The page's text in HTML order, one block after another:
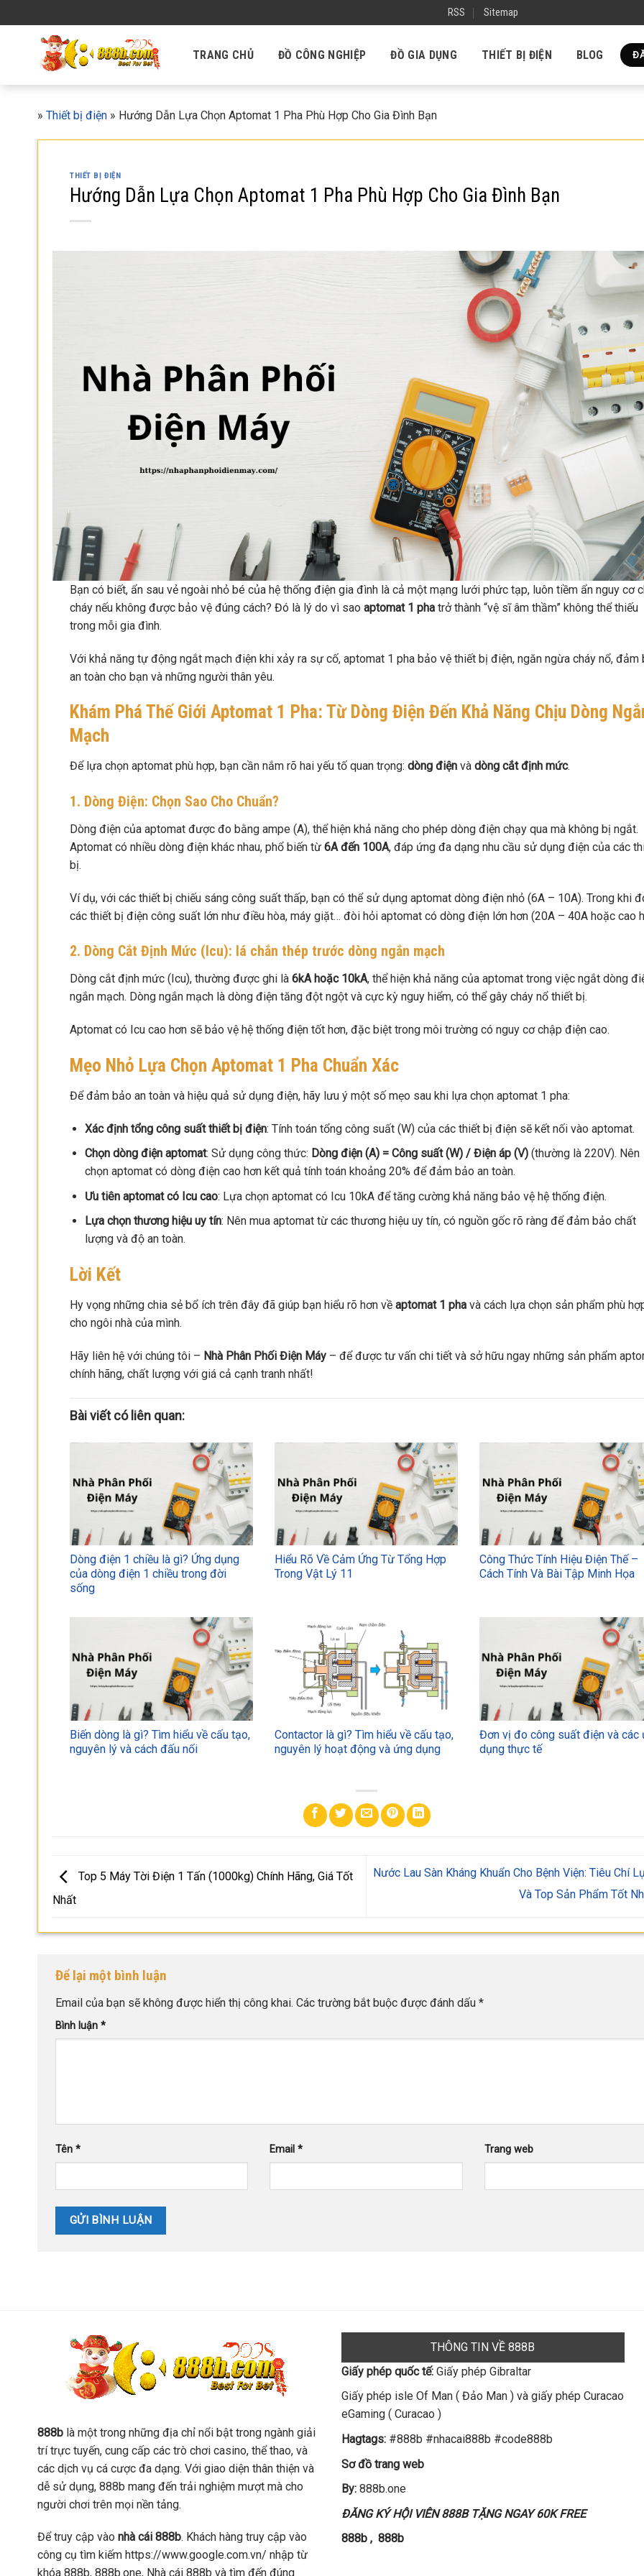
to
RSS Sitemap
TRANG CHỦ ĐỒ CÔNG NGHIỆP ĐỒ GIA DỤNG THIẾT BỊ ĐIỆN BLOG
» Thiết bị điện » Hướng Dẫn Lựa Chọn Aptomat 1 Pha Phù Hợp Cho Gia Đình Bạn
THIẾT BỊ ĐIỆN
Hướng Dẫn Lựa Chọn Aptomat 1 Pha Phù Hợp Cho Gia Đình Bạn
Bạn có biết, ẩn sau vẻ ngoài nhỏ bé của hệ thống điện gia đình là cả một mạng lưới phức tạp, luôn tiềm ẩn nguy cơ
cháy nếu không được bảo vệ đúng cách? Đó là lý do vì sao aptomat 1 pha trở thành “vệ sĩ âm thầm” không thể thiếu
trong mỗi gia đình.
Với khả năng tự động ngắt mạch điện khi xảy ra sự cố, aptomat 1 pha bảo vệ thiết bị điện, ngăn ngừa cháy nổ, đảm
an toàn cho bạn và những người thân yêu.
Khám Phá Thế Giới Aptomat 1 Pha: Từ Dòng Điện Đến Khả Năng Chịu Dòng
Mạch
Để lựa chọn aptomat phù hợp, bạn cần nắm rõ hai yếu tố quan trọng: dòng điện và dòng cắt định mức.
1. Dòng Điện: Chọn Sao Cho Chuẩn?
Dòng điện của aptomat được đo bằng ampe (A), thể hiện khả năng cho phép dòng điện chạy qua mà không bị ngắt.
Aptomat có nhiều dòng điện khác nhau, phổ biến từ 6A đến 100A, đáp ứng đa dạng nhu cầu sử dụng điện của các
bị.
Ví dụ, với các thiết bị chiếu sáng công suất thấp, bạn có thể sử dụng aptomat dòng điện nhỏ (6A – 10A). Trong khi
các thiết bị điện công suất lớn như điều hòa, máy giặt… đòi hỏi aptomat có dòng điện lớn hơn (20A – 40A hoặc cao
2. Dòng Cắt Định Mức (Icu): lá chắn thép trước dòng ngắn mạch
Dòng cắt định mức (Icu), thường được ghi là 6kA hoặc 10kA, thể hiện khả năng của aptomat trong việc ngắt dòng
ngắn mạch. Dòng ngắn mạch là dòng điện tăng đột ngột và cực kỳ nguy hiểm, có thể gây cháy nổ thiết bị.
Aptomat có Icu cao hơn sẽ bảo vệ hệ thống điện tốt hơn, đặc biệt trong môi trường có nguy cơ chập điện cao.
Mẹo Nhỏ Lựa Chọn Aptomat 1 Pha Chuẩn Xác
Để đảm bảo an toàn và hiệu quả sử dụng điện, hãy lưu ý một số mẹo sau khi lựa chọn aptomat 1 pha:
Xác định tổng công suất thiết bị điện: Tính toán tổng công suất (W) của các thiết bị điện sẽ kết nối vào aptomat.
Chọn dòng điện aptomat: Sử dụng công thức: Dòng điện (A) = Công suất (W) / Điện áp (V)(thường là 220V). Nên
chọn aptomat có dòng điện cao hơn kết quả tính toán khoảng 20% để đảm bảo an toàn.
Ưu tiên aptomat có Icu cao: Lựa chọn aptomat có Icu 10kA để tăng cường khả năng bảo vệ hệ thống điện.
Lựa chọn thương hiệu uy tín: Nên mua aptomat từ các thương hiệu uy tín, có nguồn gốc rõ ràng để đảm bảo chất
lượng và độ an toàn.
Lời Kết
Hy vọng những chia sẻ bổ ích trên đây đã giúp bạn hiểu rõ hơn về aptomat 1 pha và cách lựa chọn sản phẩm phù
cho ngôi nhà của mình.
Hãy liên hệ với chúng tôi – Nhà Phân Phối Điện Máy – để được tư vấn chi tiết và sở hữu ngay những sản phẩm
chính hãng, chất lượng với giá cả cạnh tranh nhất!
Bài viết có liên quan:
Dòng điện 1 chiều là gì? Ứng dụng
của dòng điện 1 chiều trong đời
sống
Hiểu Rõ Về Cảm Ứng Từ Tổng Hợp
Trong Vật Lý 11
Công Thức Tính Hiệu Điện Thế –
Cách Tính Và Bài Tập Minh Họa
Biến dòng là gì? Tìm hiểu về cấu tạo,
nguyên lý và cách đấu nối
Contactor là gì? Tìm hiểu về cấu tạo,
nguyên lý hoạt động và ứng dụng
Đơn vị đo công suất điện và các
dụng thực tế
Top 5 Máy Tời Điện 1 Tấn (1000kg) Chính Hãng, Giá Tốt
Nhất
Nước Lau Sàn Kháng Khuẩn Cho Bệnh Viện: Tiêu Chí
Và Top Sản Phẩm Tốt
Để lại một bình luận
Email của bạn sẽ không được hiển thị công khai. Các trường bắt buộc được đánh dấu *
Bình luận *
Tên * Email* Trang web
888b là một trong những địa chỉ nổi bật trong ngành giải
trí trực tuyến, cung cấp các trò chơi casino, thể thao, và
các dịch vụ cá cược đa dạng. Với giao diện thân thiện và
dễ sử dụng, 888b mang đến trải nghiệm mượt mà cho
người chơi trên mọi nền tảng.
Để truy cập vào nhà cái 888b. Khách hàng truy cập vào
công cụ tìm kiếm https://www.google.com.vn/ nhập từ
khóa 888b, 888b.one, Nhà cái 888b và tìm đến đúng
THÔNG TIN VỀ 888B
Giấy phép quốc tế: Giấy phép Gibraltar
Giấy phép isle Of Man ( Đảo Man ) và giấy phép Curacao
eGaming ( Curacao )
Hagtags: #888b #nhacai888b #code888b
Sơ đồ trang web
By: 888b.one
ĐĂNG KÝ HỘI VIÊN 888B TẶNG NGAY 60K FREE
888b ,888b